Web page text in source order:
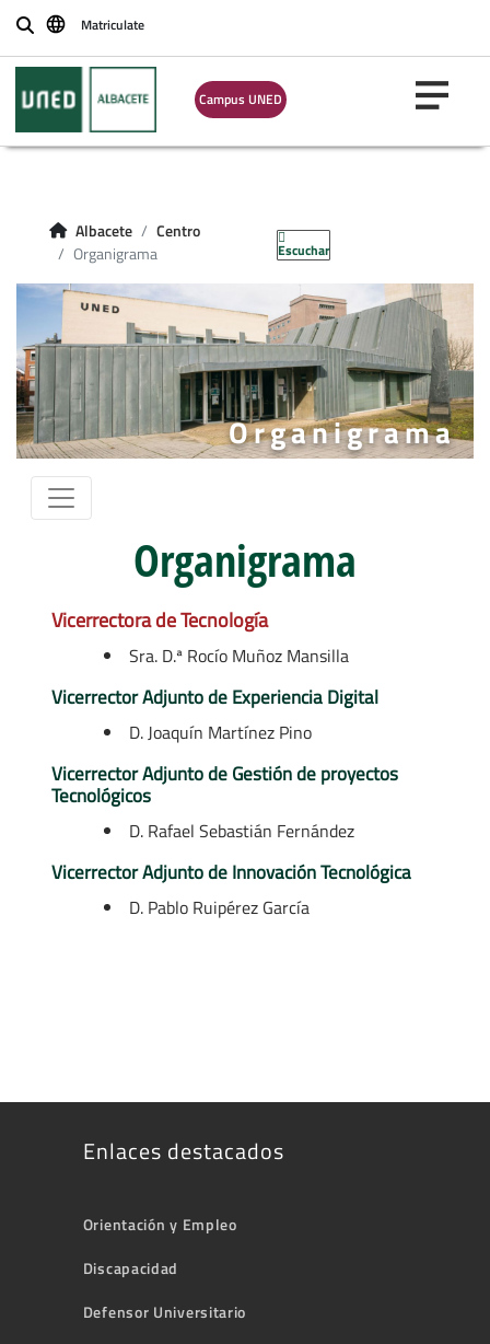
BuscarMatriculate
Campus UNED
Albacete
Centro
Organigrama
Escuchar
Organigrama
Organigrama
Vicerrectora de Tecnología
Sra. D.ª Rocío Muñoz Mansilla
Vicerrector Adjunto de Experiencia Digital
D. Joaquín Martínez Pino
Vicerrector Adjunto de Gestión de proyectos
Tecnológicos
D. Rafael Sebastián Fernández
Vicerrector Adjunto de Innovación Tecnológica
D. Pablo Ruipérez García
Enlaces destacados
Orientación y Empleo
Discapacidad
Defensor Universitario